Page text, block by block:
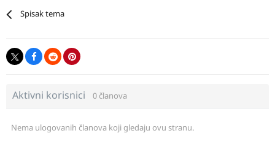
Spisak tema
Aktivni korisnici 0 članova
Nema ulogovanih članova koji gledaju ovu stranu.